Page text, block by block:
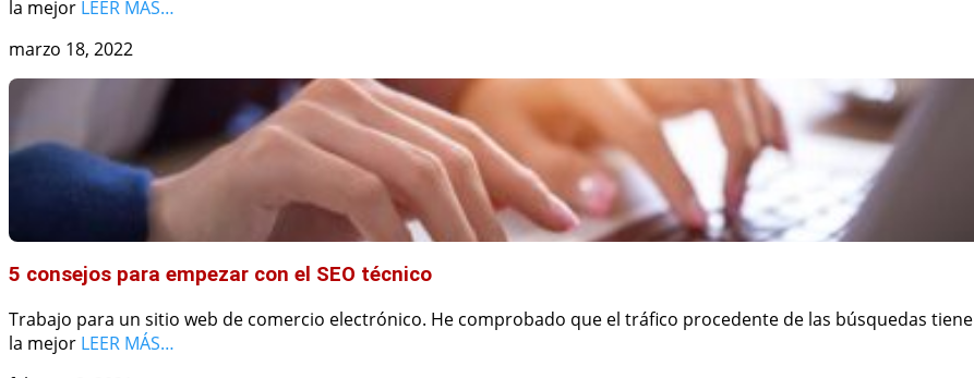
la mejor LEER MÁS…
marzo 18, 2022
5 consejos para empezar con el SEO técnico
Trabajo para un sitio web de comercio electrónico. He comprobado que el tráfico procedente de las búsquedas tiene
la mejor LEER MÁS…